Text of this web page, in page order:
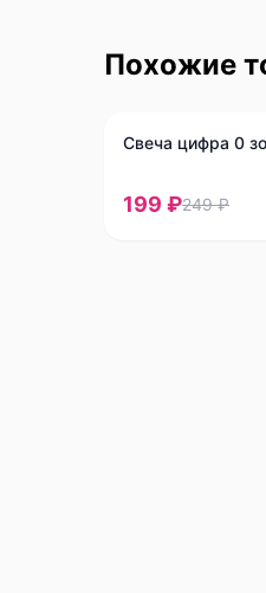
Похожие
-20%
Свеча цифра 0
199 ₽249 ₽